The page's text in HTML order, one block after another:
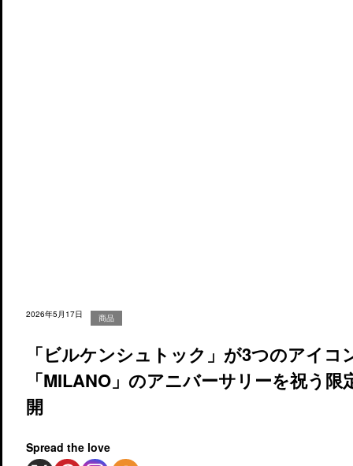
2026年5月17日 商品
「ビルケンシュトック」が3つのアイコ
「MILANO」のアニバーサリーを祝う
開
Spread the love